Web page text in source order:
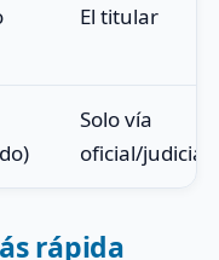
El titular
Solo vía
oficial/judicial
rápida